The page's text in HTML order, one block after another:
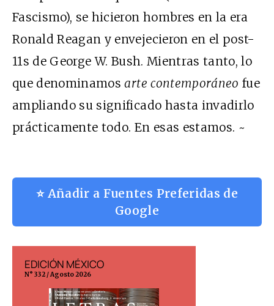
Fascismo), se hicieron hombres en la era
Ronald Reagan y envejecieron en el post-
11 s de George W. Bush. Mientras tanto, lo
que denominamosarte contemporáneo fue
ampliando su significado hasta invadirlo
prácticamente todo. En esas estamos. ~
⭐ Añadir a Fuentes Preferidas de
Google
EDICIÓN MÉXICO
N° 332 / Agosto 2026